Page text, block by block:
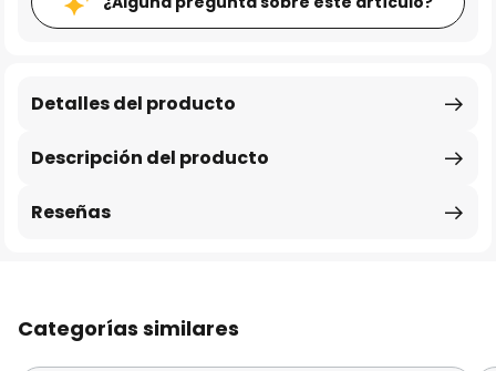
Descripción del producto
Detalles del producto
Reseñas
Categorías similares